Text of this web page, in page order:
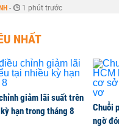
- 1 phút trước
toàn cầu tăng mạnh
1 phút trước
là điểm đến hấp dẫn
1 phút trước
NHẤT
giảm lãi suất trên
hạn trong tháng 8
Chuỗi
ngờ